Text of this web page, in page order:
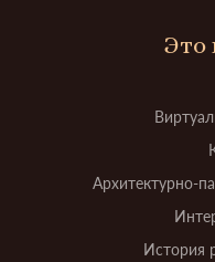
Это
Архитектурно-
История